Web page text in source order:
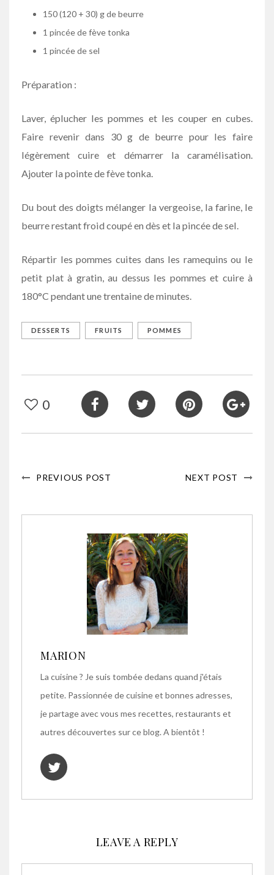
150 (120 + 30) g de beurre
1 pincée de fève tonka
1 pincée de sel
Préparation :
Laver, éplucher les pommes et les couper en cubes.
Faire revenir dans 30 g de beurre pour les faire
légèrement cuire et démarrer la caramélisation.
Ajouter la pointe de fève tonka.
Du bout des doigts mélanger la vergeoise, la farine, le
beurre restant froid coupé en dès et la pincée de sel.
Répartir les pommes cuites dans les ramequins ou le
petit plat à gratin, au dessus les pommes et cuire à
180°C pendant une trentaine de minutes.
DESSERTS FRUITS POMMES
0
PREVIOUS POST NEXT POST
MARION
La cuisine ? Je suis tombée dedans quand j'étais
petite. Passionnée de cuisine et bonnes adresses,
je partage avec vous mes recettes, restaurants et
autres découvertes sur ce blog. A bientôt !
LEAVE A REPLY